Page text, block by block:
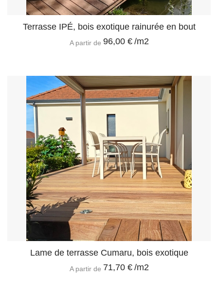
Terrasse IPÉ, bois exotique rainurée en bout
A partir de 96,00 € /m2
Lame de terrasse Cumaru, bois exotique
A partir de 71,70 € /m2